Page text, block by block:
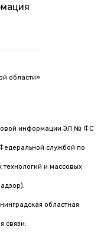
области»
информации ЭЛ № ФС
службой по
и массовых
областная
связи: